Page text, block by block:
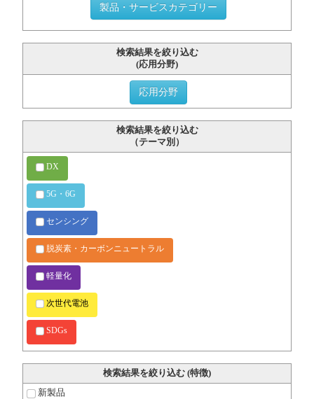
製品・サービスカテゴリー
検索結果を絞り込む
(応用分野)
応用分野
検索結果を絞り込む
（テーマ別）
DX
5G・6G
センシング
脱炭素・カーボンニュートラル
軽量化
次世代電池
SDGs
検索結果を絞り込む (特徴)
新製品